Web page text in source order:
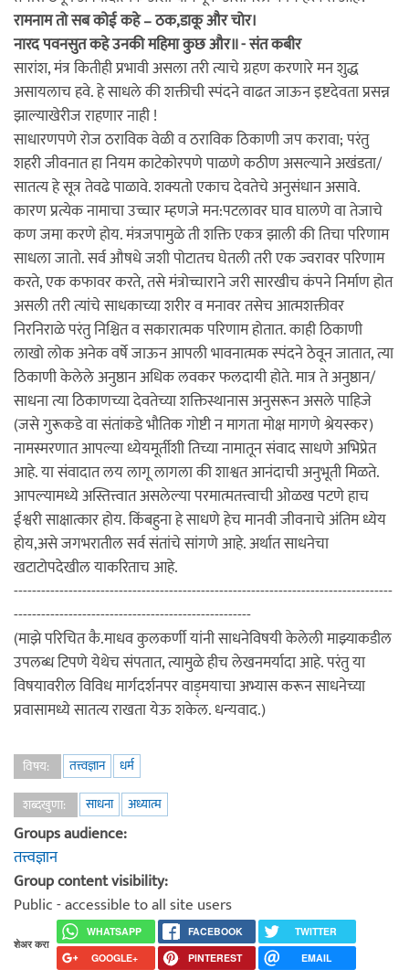
रामनाम तो सब कोई कहे – ठक,डाकू और चोर।
नारद पवनसुत कहे उनकी महिमा कुछ और॥ - संत कबीर
सारांश, मंत्र कितीही प्रभावी असला तरी त्याचे ग्रहण करणारे मन शुद्ध
असायलाच हवे. हे साधले की शक्तीची स्पंदने वाढत जाऊन इष्टदेवता प्रसन्न
झाल्याखेरीज राहणार नाही !
साधारणपणे रोज ठराविक वेळी व ठराविक ठिकाणी जप करावा; परंतु
शहरी जीवनात हा नियम काटेकोरपणे पाळणे कठीण असल्याने अखंडता/
सातत्य हे सूत्र तेवढे पाळावे. शक्यतो एकाच देवतेचे अनुसंधान असावे.
कारण प्रत्येक नामाचा उच्चार म्हणजे मन:पटलावर घाव घालणे वा तेजाचे
कण जमा करणे होय. मंत्रजपामुळे ती शक्ति एकत्र झाली की तिचा परिणाम
साधला जातो. सर्व औषधे जशी पोटातच घेतली तरी एक ज्वरावर परिणाम
करते, एक कफावर करते, तसे मंत्रोच्चाराने जरी सारखीच कंपने निर्माण होत
असली तरी त्यांचे साधकाच्या शरीर व मनावर तसेच आत्मशक्तीवर
निरनिराळे परंतु निश्चित व सकारात्मक परिणाम होतात. काही ठिकाणी
लाखो लोक अनेक वर्षे जाऊन आपली भावनात्मक स्पंदने ठेवून जातात, त्या
ठिकाणी केलेले अनुष्ठान अधिक लवकर फलदायी होते. मात्र ते अनुष्ठान/
साधना त्या ठिकाणच्या देवतेच्या शक्तिस्थानास अनुसरून असले पाहिजे
(जसे गुरूकडे वा संतांकडे भौतिक गोष्टी न मागता मोक्ष मागणे श्रेयस्कर)
नामस्मरणात आपल्या ध्येयमूर्तीशी तिच्या नामातून संवाद साधणे अभिप्रेत
आहे. या संवादात लय लागू लागला की शाश्वत आनंदाची अनुभूती मिळते.
आपल्यामध्ये अस्तित्त्वात असलेल्या परमात्मतत्त्वाची ओळख पटणे हाच
ईश्वरी साक्षात्कार होय. किंबहुना हे साधणे हेच मानवी जीवनाचे अंतिम ध्येय
होय,असे जगभरातील सर्व संतांचे सांगणे आहे. अर्थात साधनेचा
खटाटोपदेखील याकरिताच आहे.
-----------------------------------------------------------------------------------
----------------------------------------------------
(माझे परिचित कै.माधव कुलकर्णी यांनी साधनेविषयी केलेली माझ्याकडील
उपलब्ध टिपणे येथेच संपतात, त्यामुळे हीच लेखनमर्यादा आहे. परंतु या
विषयावरील विविध मार्गदर्शनपर वाड़्मयाचा अभ्यास करून साधनेच्या
प्रवासामध्ये सातत्य राखता येऊ शकेल. धन्यवाद.)
विषय: तत्त्वज्ञान
धर्म
शब्दखुणा:
साधना अध्यात्म
Groups audience:
तत्त्वज्ञान
Group content visibility:
Public - accessible to all site users
शेअर करा
WHATSAPP FACEBOOK
TWITTER
GOOGLE+
PINTEREST EMAIL